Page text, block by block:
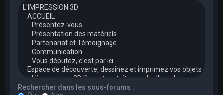
Rechercher dans les sous-forums :